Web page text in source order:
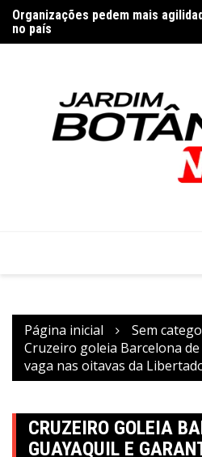
para
o
Organizações pedem mais
no país
Página inicial
Sem
Cruzeiro goleia Barcelona
vaga nas oitavas da
CRUZEIRO GOLEIA
GUAYAQUIL E